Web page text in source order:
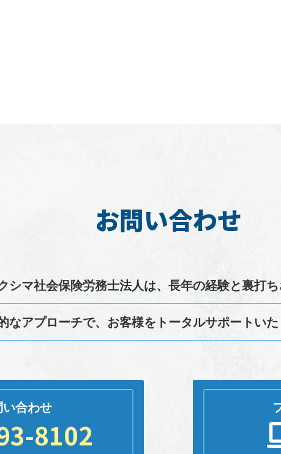
お問い合わせ
シマ社会保険労務士法人は、長年の経験と裏打ち
なアプローチで、お客様をトータルサポートいた
い合わせ
8102